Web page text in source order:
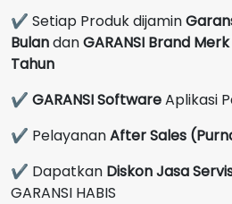
✔ Setiap Produk dijamin
BulandanGARANSI Brand Merk
Tahun
✔ GARANSI SoftwareAplikasi
✔ PelayananAfter Sales
✔ Dapatkan Diskon Jasa
GARANSI HABIS